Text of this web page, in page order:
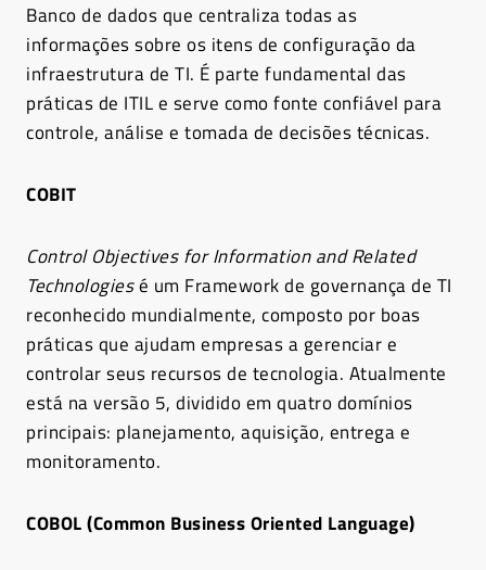
Banco de dados que centraliza todas as
informações sobre os itens de configuração da
infraestrutura de TI. É parte fundamental das
práticas de ITIL e serve como fonte confiável para
controle, análise e tomada de decisões técnicas.
COBIT
Control Objectives for Information and Related
Technologiesé um Framework de governança de TI
reconhecido mundialmente, composto por boas
práticas que ajudam empresas a gerenciar e
controlar seus recursos de tecnologia. Atualmente
está na versão 5, dividido em quatro domínios
principais: planejamento, aquisição, entrega e
monitoramento.
COBOL (Common Business Oriented Language)